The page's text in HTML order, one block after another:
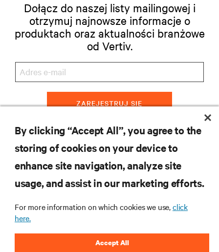
Dołącz do naszej listy mailingowej i
otrzymuj najnowsze informacje o
produktach oraz aktualności branżowe
od Vertiv.
ZAREJESTRUJ SIĘ
WSPARCIE
O NAS
By clicking “Accept All”, you agree to the
storing of cookies on your device to
enhance site navigation, analyze site
usage, and assist in our marketing efforts.
For more information on which cookies we use,click
here.
Accept All